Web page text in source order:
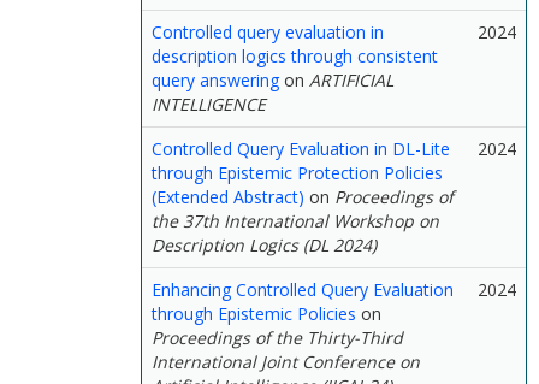
Controlled query evaluation in
description logics through consistent
query answeringon ARTIFICIAL
INTELLIGENCE
2024
Controlled Query Evaluation in DL-Lite
through Epistemic Protection Policies
(Extended Abstract) on Proceedings of
the 37th International Workshop on
Description Logics (DL 2024)
2024
Enhancing Controlled Query Evaluation
through Epistemic Policies on
Proceedings of the Thirty-Third
International Joint Conference on
2024